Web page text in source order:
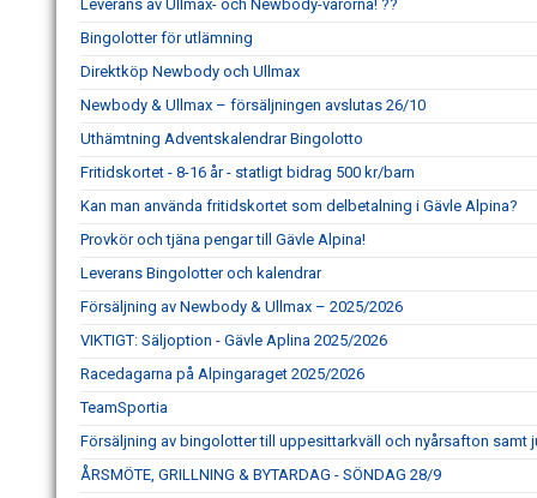
Leverans av Ullmax- och Newbody-varorna! ??
Bingolotter för utlämning
Direktköp Newbody och Ullmax
Newbody & Ullmax – försäljningen avslutas 26/10
Uthämtning Adventskalendrar Bingolotto
Fritidskortet - 8-16 år - statligt bidrag 500 kr/barn
Kan man använda fritidskortet som delbetalning i Gävle Alpina?
Provkör och tjäna pengar till Gävle Alpina!
Leverans Bingolotter och kalendrar
Försäljning av Newbody & Ullmax – 2025/2026
VIKTIGT: Säljoption - Gävle Aplina 2025/2026
Racedagarna på Alpingaraget 2025/2026
TeamSportia
Försäljning av bingolotter till uppesittarkväll och nyårsafton samt
ÅRSMÖTE, GRILLNING & BYTARDAG - SÖNDAG 28/9